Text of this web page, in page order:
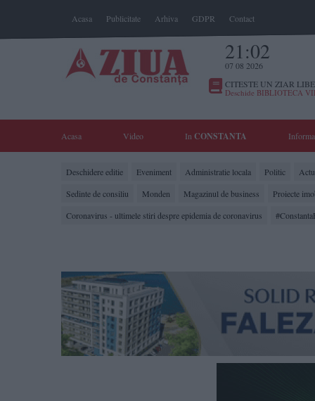
Acasa Publicitate Arhiva GDPR Contact
21:02
07 08 2026
CITESTE UN ZIAR
Deschide BIBLIOTECA
Acasa Video In CONSTANTA
Deschidere editie Eveniment Administratie locala Politic
Sedinte de consiliu
Monden Magazinul de business Proiecte
Coronavirus - ultimele stiri despre epidemia de coronavirus